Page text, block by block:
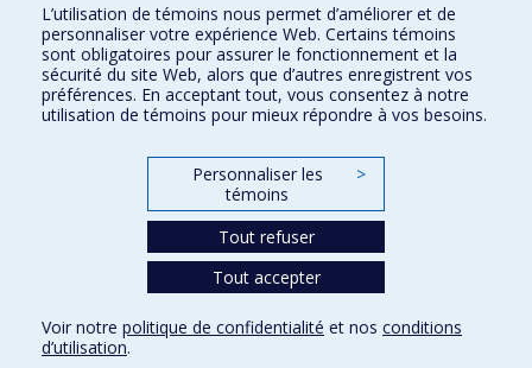
Téléchargez les logos de l'ESPUM
Paramètres des témoins
L’utilisation de témoins nous permet d’améliorer et de
personnaliser votre expérience Web. Certains témoins
sont obligatoires pour assurer le fonctionnement et la
sécurité du site Web, alors que d’autres enregistrent vos
préférences. En acceptant tout, vous consentez à notre
utilisation de témoins pour mieux répondre à vos besoins.
Personnaliser les
témoins
>
Tout refuser
Tout accepter
Voir notre politique de confidentialité et nos conditions
d’utilisation.